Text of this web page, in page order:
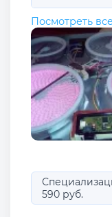
Посмотреть
590 руб.